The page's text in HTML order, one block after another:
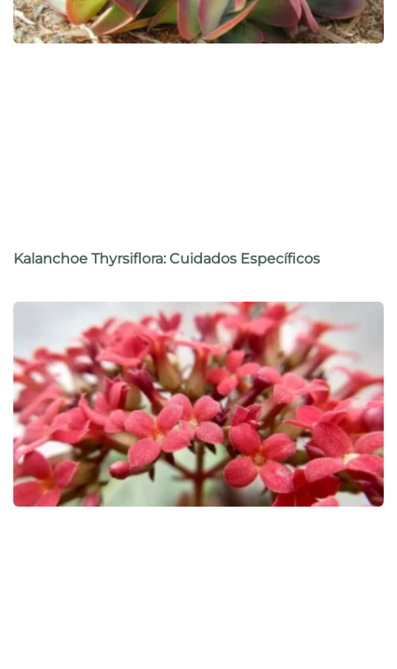
Kalanchoe Thyrsiflora: Cuidados Específicos